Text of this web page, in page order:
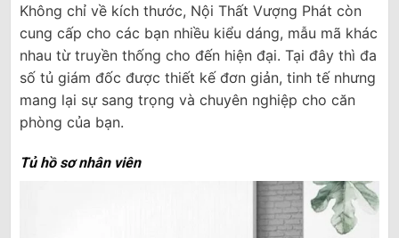
Không chỉ về kích thước, Nội Thất Vượng Phát còn
cung cấp cho các bạn nhiều kiểu dáng, mẫu mã khác
nhau từ truyền thống cho đến hiện đại. Tại đây thì đa
số tủ giám đốc được thiết kế đơn giản, tinh tế nhưng
mang lại sự sang trọng và chuyên nghiệp cho căn
phòng của bạn.
Tủ hồ sơ nhân viên